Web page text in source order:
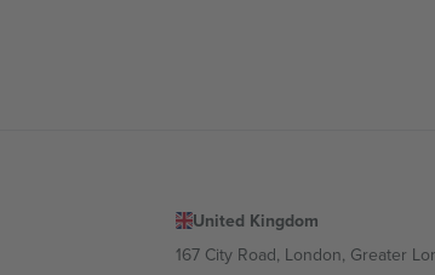
United Kingdom
167 City Road, London, Greater